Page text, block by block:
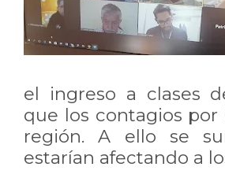
el ingreso a clases
que los contagios por
región. A ello se
estarían afectando a